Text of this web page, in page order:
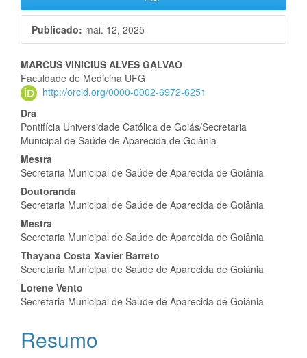
Publicado: mai. 12, 2025
Conteúdo
do
artigo
principal
MARCUS VINICIUS ALVES GALVAO
Faculdade de Medicina UFG
http://orcid.org/0000-0002-6972-6251
Dra
Pontifícia Universidade Católica de Goiás/Secretaria
Municipal de Saúde de Aparecida de Goiânia
Mestra
Secretaria Municipal de Saúde de Aparecida de Goiânia
Doutoranda
Secretaria Municipal de Saúde de Aparecida de Goiânia
Mestra
Secretaria Municipal de Saúde de Aparecida de Goiânia
Thayana Costa Xavier Barreto
Secretaria Municipal de Saúde de Aparecida de Goiânia
Lorene Vento
Secretaria Municipal de Saúde de Aparecida de Goiânia
Resumo